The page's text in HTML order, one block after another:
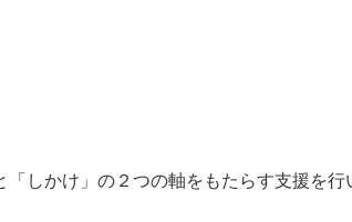
しかけ」の２つの軸をもたらす支援を行